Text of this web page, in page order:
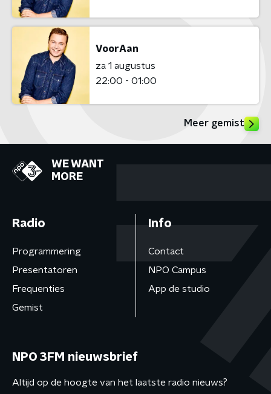
VoorAan
za 1 augustus
22:00 - 01:00
Meer gemist
WE WANT
MORE
Radio
Programmering
Presentatoren
Frequenties
Gemist
Info
Contact
NPO Campus
App de studio
NPO 3FM nieuwsbrief
Altijd op de hoogte van het laatste radio nieuws?